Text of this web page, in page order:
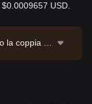
USD.
la coppia di
di
AB. Fo